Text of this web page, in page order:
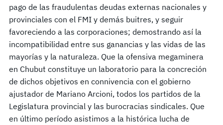
pago de las fraudulentas deudas externas nacionales y
provinciales con el FMI y demás buitres, y seguir
favoreciendo a las corporaciones; demostrando así la
incompatibilidad entre sus ganancias y las vidas de las
mayorías y la naturaleza. Que la ofensiva megaminera
en Chubut constituye un laboratorio para la concreción
de dichos objetivos en connivencia con el gobierno
ajustador de Mariano Arcioni, todos los partidos de la
Legislatura provincial y las burocracias sindicales. Que
en último período asistimos a la histórica lucha de